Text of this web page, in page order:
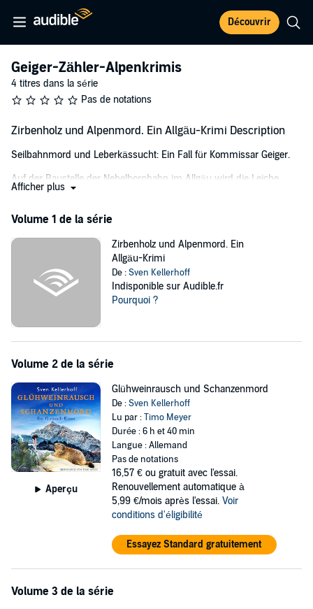
Découvrir
Geiger-Zähler-Alpenkrimis
4 titres dans la série
Pas de notations
Zirbenholz und Alpenmord. Ein Allgäu-Krimi Description
Seilbahnmord und Leberkässucht: Ein Fall für Kommissar Geiger.
Auf der Baustelle der Nebelhornbahn im Allgäu wird die Leiche
eines bekannten Seilbahnunternehmers gefunden. Der Kemptner
werden gerufen, um den Mord aufzuklären. Schnell führt eine erste
Lokalpolizisten Paul und Vitus an die Seite gestellt werden. Bloß
interessieren sich die hilfsbereiten Kollegen aus dem Zillertal mehr
für Leberkässemmeln und die neuen FKK-Camper als für den Toten
aus dem Allgäu. Doch dann tauchen auch im Zillertal die ersten
©2023 Ullstein Buchverlage, Berlin (P)2023 Ullstein Buchverlage,
Berlin
Afficher plus
Volume 1 de la série
Zirbenholz und Alpenmord. Ein
Allgäu-Krimi
De :Sven Kellerhoff
Indisponible sur Audible.fr
Pourquoi ?
Volume 2 de la série
Aperçu
Glühweinrausch und Schanzenmord
De :Sven Kellerhoff
Lu par :Timo Meyer
Durée : 6 h et 40 min
Langue : Allemand
Pas de notations
16,57 € ou gratuit avec l'essai.
Renouvellement automatique à
5,99 €/mois après l'essai. Voir
conditions d'éligibilité
Essayez Standard gratuitement
Volume 3 de la série